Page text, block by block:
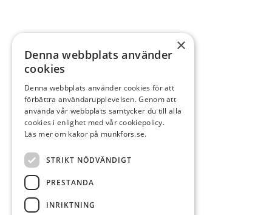
×
Denna webbplats använder
cookies
Denna webbplats använder cookies för att
förbättra användarupplevelsen. Genom att
använda vår webbplats samtycker du till alla
cookies i enlighet med vår cookiepolicy.
Läs mer om kakor på munkfors.se.
STRIKT NÖDVÄNDIGT
PRESTANDA
INRIKTNING